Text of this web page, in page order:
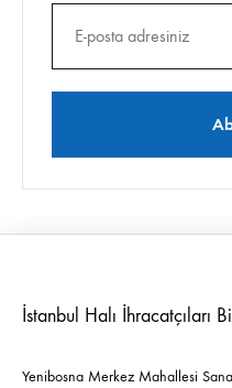
İstanbul Halı İhracatçıları
Yenibosna Merkez Mahallesi